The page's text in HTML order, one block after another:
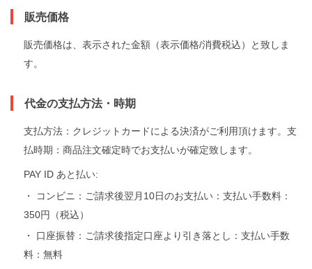
販売価格
販売価格は、表示された金額（表示価格/消費税込）と致しま
す。
代金の支払方法・時期
支払方法：クレジットカードによる決済がご利用頂けます。支
払時期：商品注文確定時でお支払いが確定致します。
PAY ID あと払い:
・ コンビニ：ご請求後翌月10日のお支払い：支払い手数料：
350円（税込）
・ 口座振替：ご請求後指定口座より引き落とし：支払い手数
料：無料